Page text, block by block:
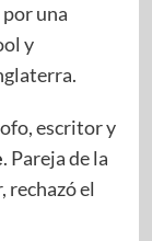
una
y
escritor y
. Pareja de la
rechazó el